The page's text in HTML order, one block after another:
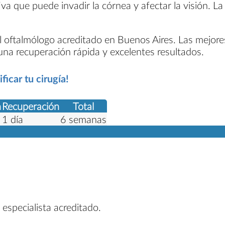
que puede invadir la córnea y afectar la visión.
acreditado en Buenos Aires. Las
recuperación rápida y excelentes resultados.
tu cirugía!
Recuperación
Total
1 día
6 semanas
acreditado.